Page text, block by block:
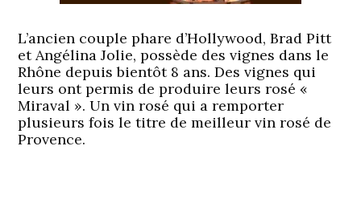
L’ancien couple phare d’Hollywood, Brad Pitt
et Angélina Jolie, possède des vignes dans le
Rhône depuis bientôt 8 ans. Des vignes qui
leurs ont permis de produire leurs rosé «
Miraval ». Un vin rosé qui a remporter
plusieurs fois le titre de meilleur vin rosé de
Provence.